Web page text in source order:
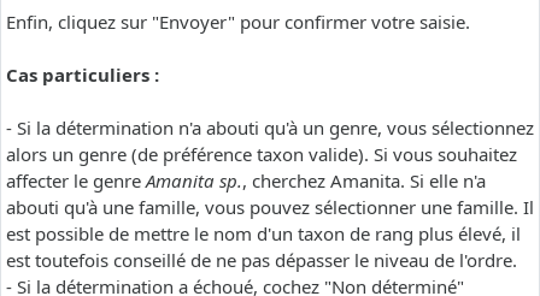
Enfin, cliquez sur "Envoyer" pour confirmer votre saisie.
Cas particuliers :
- Si la détermination n'a abouti qu'à un genre, vous sélectionnez
alors un genre (de préférence taxon valide). Si vous souhaitez
affecter le genreAmanita sp., cherchez Amanita. Si elle n'a
abouti qu'à une famille, vous pouvez sélectionner une famille. Il
est possible de mettre le nom d'un taxon de rang plus élevé, il
est toutefois conseillé de ne pas dépasser le niveau de l'ordre.
- Si la détermination a échoué, cochez "Non déterminé"